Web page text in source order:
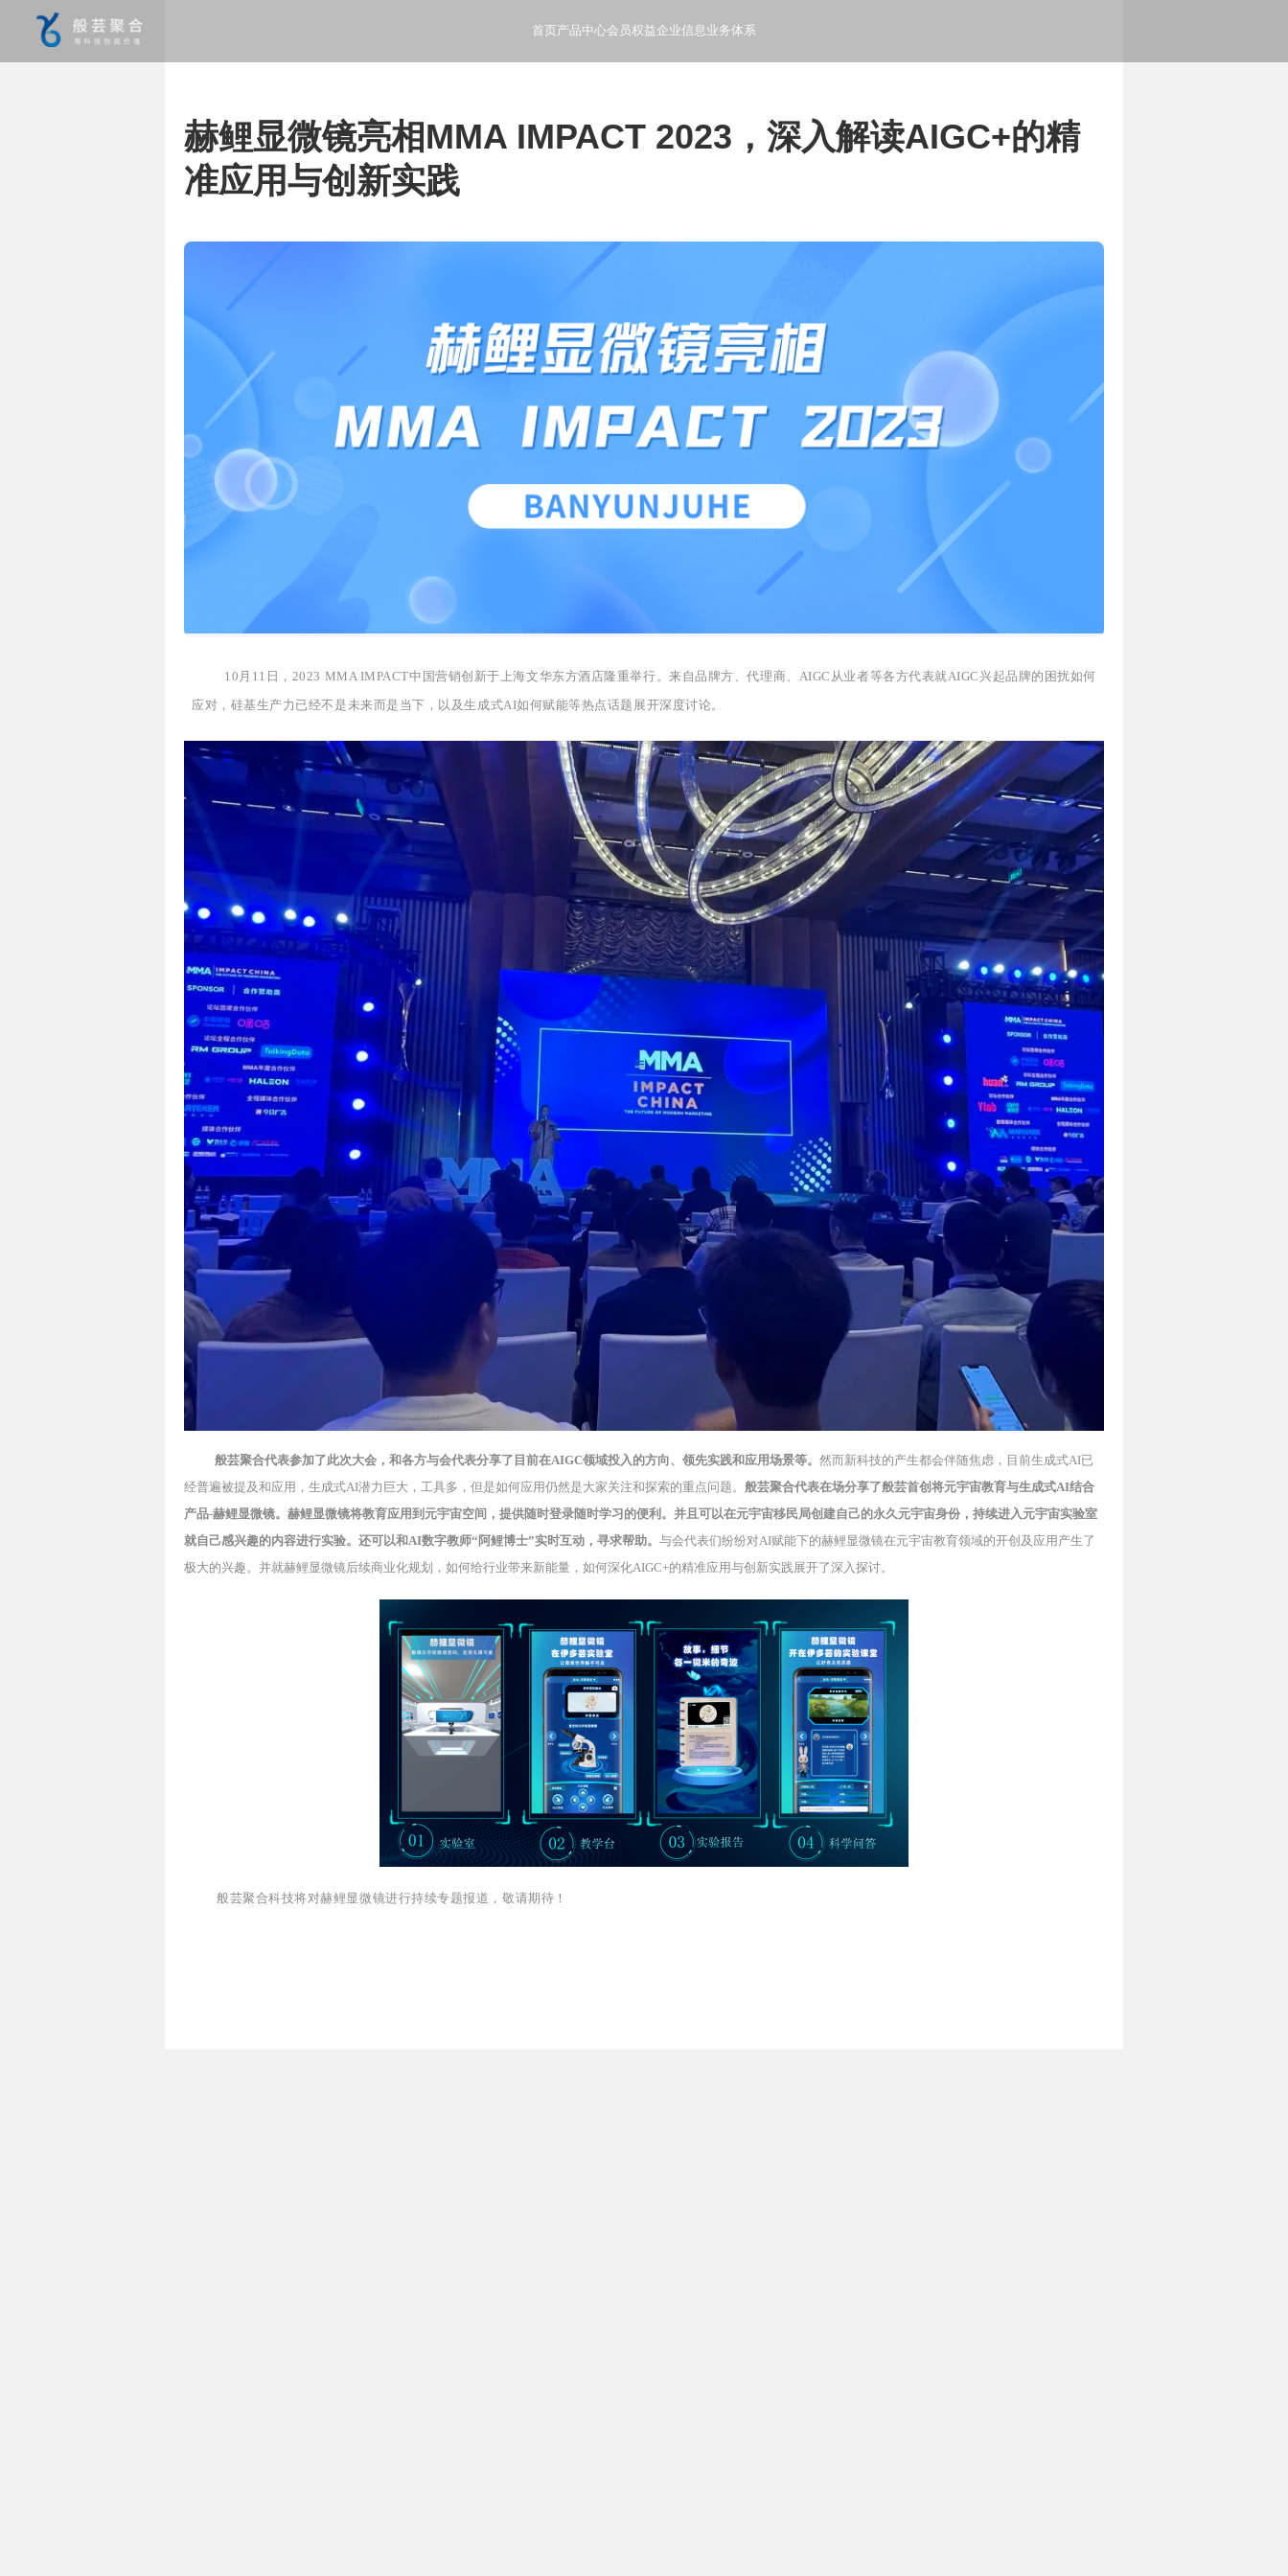
首页 产品中心
- 般芸聚合科技产品使用指南和文档
会员权益
- 产品会员特权和增值服务
企业信息
- 般芸聚合科技公司概况和发展历程
业务体系
- 般芸聚合科技的业务范围和服务内容
赫鲤显微镜亮相MMA IMPACT 2023，深入解读AIGC+的精
准应用与创新实践
10月11日，2023 MMA IMPACT中国营销创新于上海文华东方酒店隆重举行。来自品牌方、代理商、AIGC从业者等各方代表就AIGC兴起品牌的困扰如何
应对，硅基生产力已经不是未来而是当下，以及生成式AI如何赋能等热点话题展开深度讨论。
般芸聚合代表参加了此次大会，和各方与会代表分享了目前在AIGC领域投入的方向、领先实践和应用场景等。 然而新科技的产生都会伴随焦虑，目前生成式AI已
经普遍被提及和应用，生成式AI潜力巨大，工具多，但是如何应用仍然是大家关注和探索的重点问题。 般芸聚合代表在场分享了般芸首创将元宇宙教育与生成式AI结合
产品-赫鲤显微镜。赫鲤显微镜将教育应用到元宇宙空间，提供随时登录随时学习的便利。并且可以在元宇宙移民局创建自己的永久元宇宙身份，持续进入元宇宙实验室
就自己感兴趣的内容进行实验。还可以和AI数字教师“阿鲤博士”实时互动，寻求帮助。 与会代表们纷纷对AI赋能下的赫鲤显微镜在元宇宙教育领域的开创及应用产生了
极大的兴趣。并就赫鲤显微镜后续商业化规划，如何给行业带来新能量，如何深化AIGC+的精准应用与创新实践展开了深入探讨。
般芸聚合科技将对赫鲤显微镜进行持续专题报道，敬请期待！